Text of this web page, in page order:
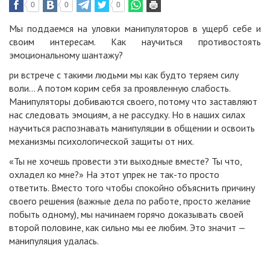
0 0 0
Мы поддаемся на уловки манипуляторов в ущерб себе и
своим интересам. Как научиться противостоять
эмоциональному шантажу?
ри встрече с такими людьми мы как будто теряем силу
воли… А потом корим себя за проявленную слабость.
Манипуляторы добиваются своего, потому что заставляют
нас следовать эмоциям, а не рассудку. Но в наших силах
научиться распознавать манипуляции в общении и освоить
механизмы психологической защиты от них.
«Ты не хочешь провести эти выходные вместе? Ты что,
охладел ко мне?» На этот упрек не так-то просто
ответить. Вместо того чтобы спокойно объяснить причину
своего решения (важные дела по работе, просто желание
побыть одному), мы начинаем горячо доказывать своей
второй половине, как сильно мы ее любим. Это значит —
манипуляция удалась.